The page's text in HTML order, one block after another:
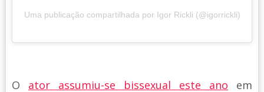
Uma publicação compartilhada por Igor Rickli (@igorrickli)
O ator assumiu-se bissexual este ano em